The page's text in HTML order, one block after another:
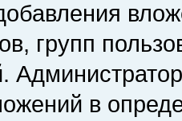
групп
в